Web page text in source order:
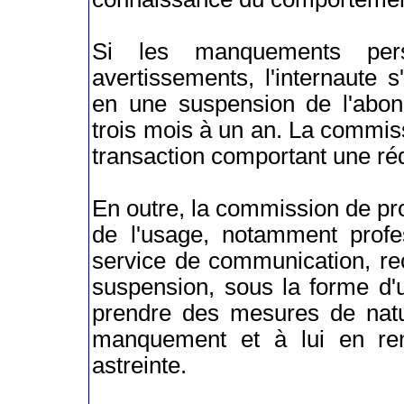
Si les manquements
avertissements, l'internaute
en une suspension de
trois mois à un an. La
transaction comportant une
En outre, la commission de
de l'usage, notamment
service de communication,
suspension, sous la forme
prendre des mesures de
manquement et à lui en
astreinte.